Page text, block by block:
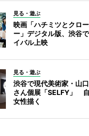
見る・遊ぶ
映画「ハチミツとクロ
ー」デジタル版、渋谷
イバル上映
見る・遊ぶ
渋谷で現代美術家・山
さん個展「SELFY」
女性描く